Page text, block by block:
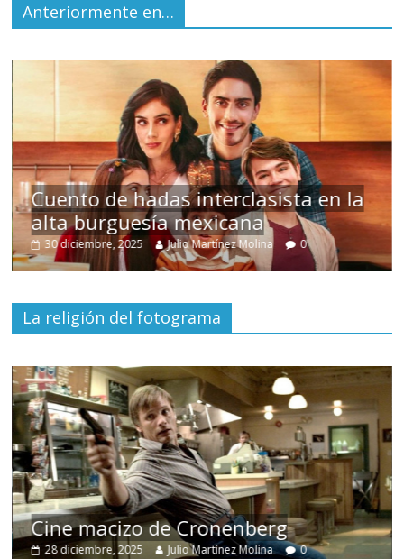
Anteriormente en…
Cuento de hadas interclasista en la
alta burguesía mexicana
30 diciembre, 2025 Julio Martínez Molina 0
La religión del fotograma
Cine macizo de Cronenberg
28 diciembre, 2025 Julio Martínez Molina 0